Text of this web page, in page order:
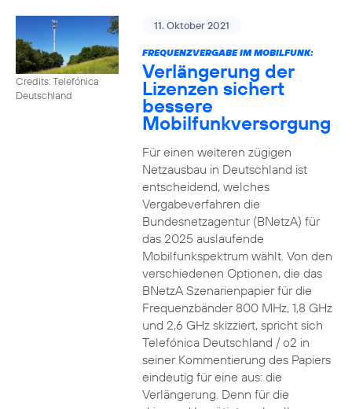
Credits: Telefónica
Deutschland
11. Oktober 2021
FREQUENZVERGABE IM MOBILFUNK:
Verlängerung der
Lizenzen sichert
bessere
Mobilfunkversorgung
Für einen weiteren zügigen
Netzausbau in Deutschland ist
entscheidend, welches
Vergabeverfahren die
Bundesnetzagentur (BNetzA) für
das 2025 auslaufende
Mobilfunkspektrum wählt. Von den
verschiedenen Optionen, die das
BNetzA Szenarienpapier für die
Frequenzbänder 800 MHz, 1,8 GHz
und 2,6 GHz skizziert, spricht sich
Telefónica Deutschland / o2 in
seiner Kommentierung des Papiers
eindeutig für eine aus: die
Verlängerung. Denn für die